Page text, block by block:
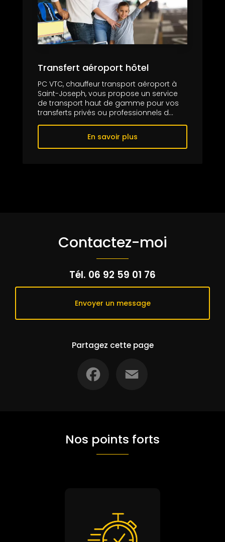
Transfert aéroport hôtel
PC VTC, chauffeur transport aéroport à
Saint-Joseph, vous propose un service
de transport haut de gamme pour vos
transferts privés ou professionnels d...
En savoir plus
Contactez-moi
Tél. 06 92 59 01 76
Envoyer un message
Partagez cette page
Nos points forts